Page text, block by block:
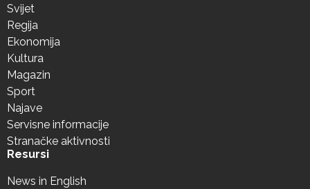
Svijet
Regija
Ekonomija
Kultura
Magazin
Sport
Najave
Servisne informacije
Stranačke aktivnosti
Resursi
News in English